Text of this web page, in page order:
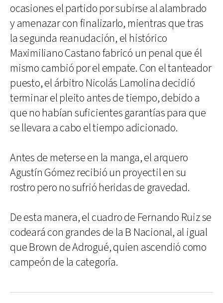
ocasiones el partido por subirse al alambrado
y amenazar con finalizarlo, mientras que tras
la segunda reanudación, el histórico
Maximiliano Castano fabricó un penal que él
mismo cambió por el empate. Con el tanteador
puesto, el árbitro Nicolás Lamolina decidió
terminar el pleito antes de tiempo, debido a
que no habían suficientes garantías para que
se llevara a cabo el tiempo adicionado.
Antes de meterse en la manga, el arquero
Agustín Gómez recibió un proyectil en su
rostro pero no sufrió heridas de gravedad.
De esta manera, el cuadro de Fernando Ruiz se
codeará con grandes de la B Nacional, al igual
que Brown de Adrogué, quien ascendió como
campeón de la categoría.